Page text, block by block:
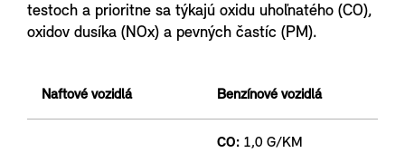
testoch a prioritne sa týkajú oxidu uhoľnatého (CO),
oxidov dusíka (NOx) a pevných častíc (PM).
Naftové vozidlá Benzínové vozidlá
CO: 1,0 G/KM